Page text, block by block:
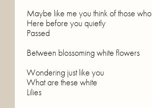
Maybe like me you think of those who
Here before you quietly
Passed
Between blossoming white flowers
Wondering just like you
What are these white
Lilies